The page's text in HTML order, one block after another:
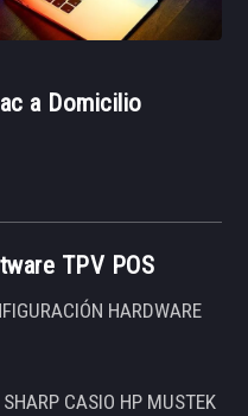
a Domicilio
TPV POS
HARDWARE
CASIO HP MUSTEK